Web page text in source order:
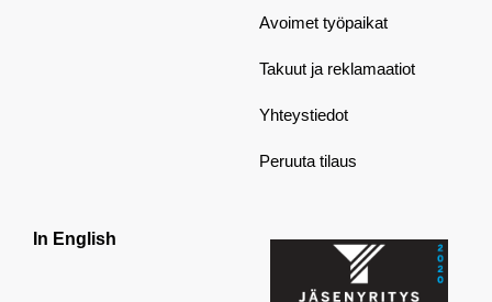
Avoimet työpaikat
Takuut ja reklamaatiot
Yhteystiedot
Peruuta tilaus
In English